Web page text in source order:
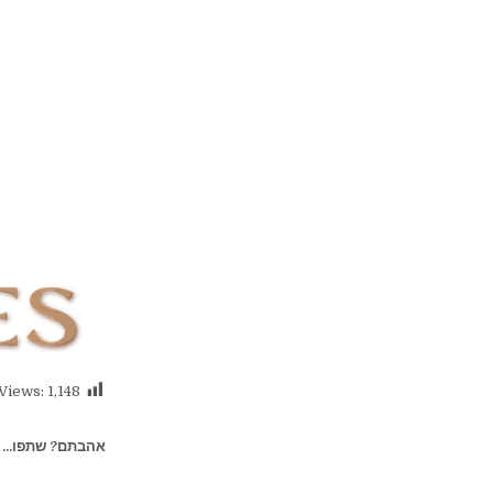
1,148
אהבתם? שתפו...